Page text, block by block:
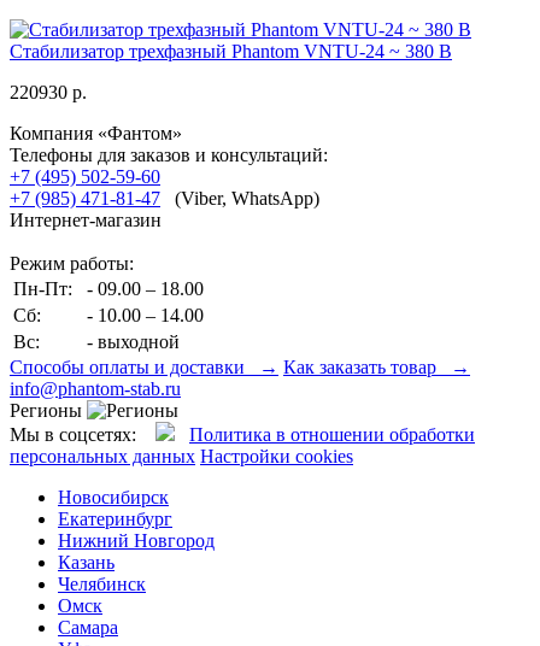
Стабилизатор трехфазный Phantom VNTU-24 ~ 380 В
220930 р.
Компания «Фантом»
Телефоны для заказов и консультаций:
+7 (495) 502-59-60
+7 (985) 471-81-47 (Viber, WhatsApp)
Интернет-магазин
Режим работы:
Пн-Пт:
- 09.00 – 18.00
Сб:
- 10.00 – 14.00
Вс:
- выходной
Способы оплаты и доставки → Как заказать товар →
info@phantom-stab.ru
Регионы
Мы в соцсетях:
Политика в отношении обработки
персональных данных Настройки cookies
Новосибирск
Екатеринбург
Нижний Новгород
Казань
Челябинск
Омск
Самара